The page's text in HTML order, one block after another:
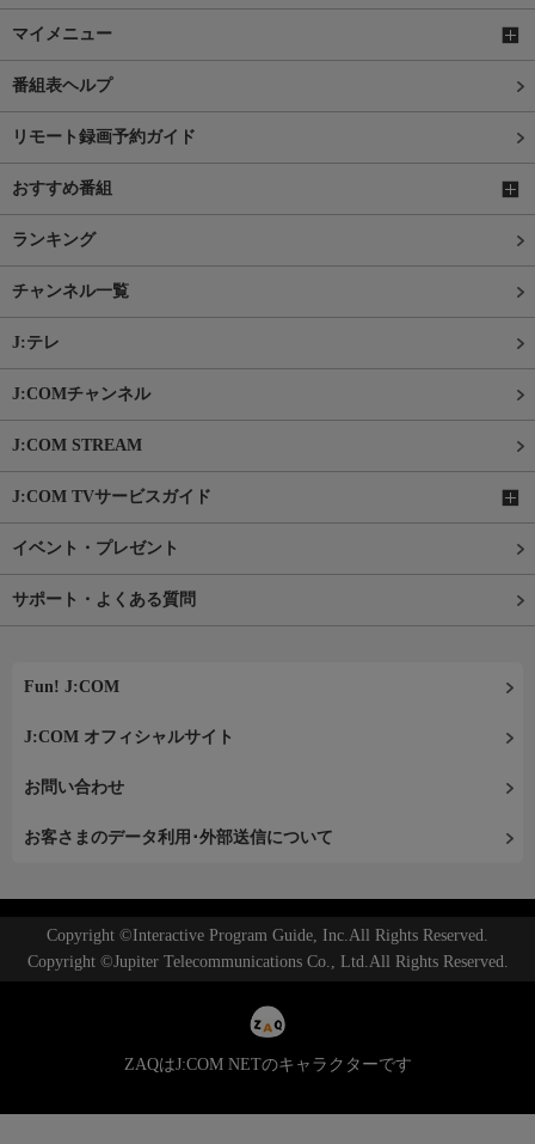
マイメニュー
番組表ヘルプ
リモート録画予約ガイド
おすすめ番組
ランキング
チャンネル一覧
J:テレ
J:COMチャンネル
J:COM STREAM
J:COM TVサービスガイド
イベント・プレゼント
サポート・よくある質問
Fun! J:COM
J:COM オフィシャルサイト
お問い合わせ
お客さまのデータ利用･外部送信について
Copyright ©Interactive Program Guide, Inc.All Rights Reserved.
Copyright ©Jupiter Telecommunications Co., Ltd.All Rights Reserved.
ZAQはJ:COM NETのキャラクターです